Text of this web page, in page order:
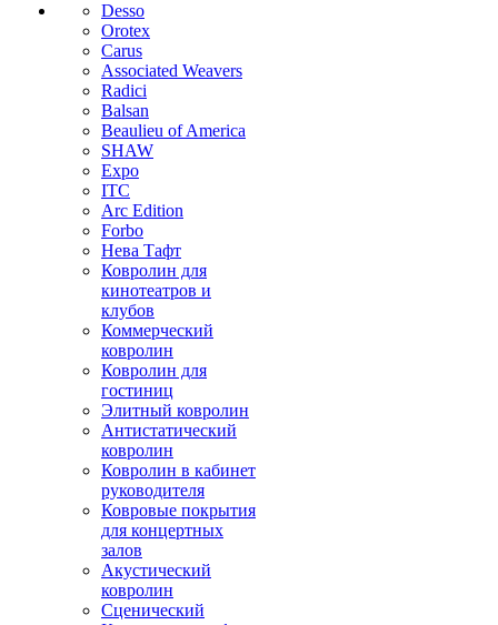
Desso
Orotex
Carus
Associated Weavers
Radici
Balsan
Beaulieu of America
SHAW
Expo
ITC
Arc Edition
Forbo
Нева Тафт
Ковролин для
кинотеатров и
клубов
Коммерческий
ковролин
Ковролин для
гостиниц
Элитный ковролин
Антистатический
ковролин
Ковролин в кабинет
руководителя
Ковровые покрытия
для концертных
залов
Акустический
ковролин
Сценический